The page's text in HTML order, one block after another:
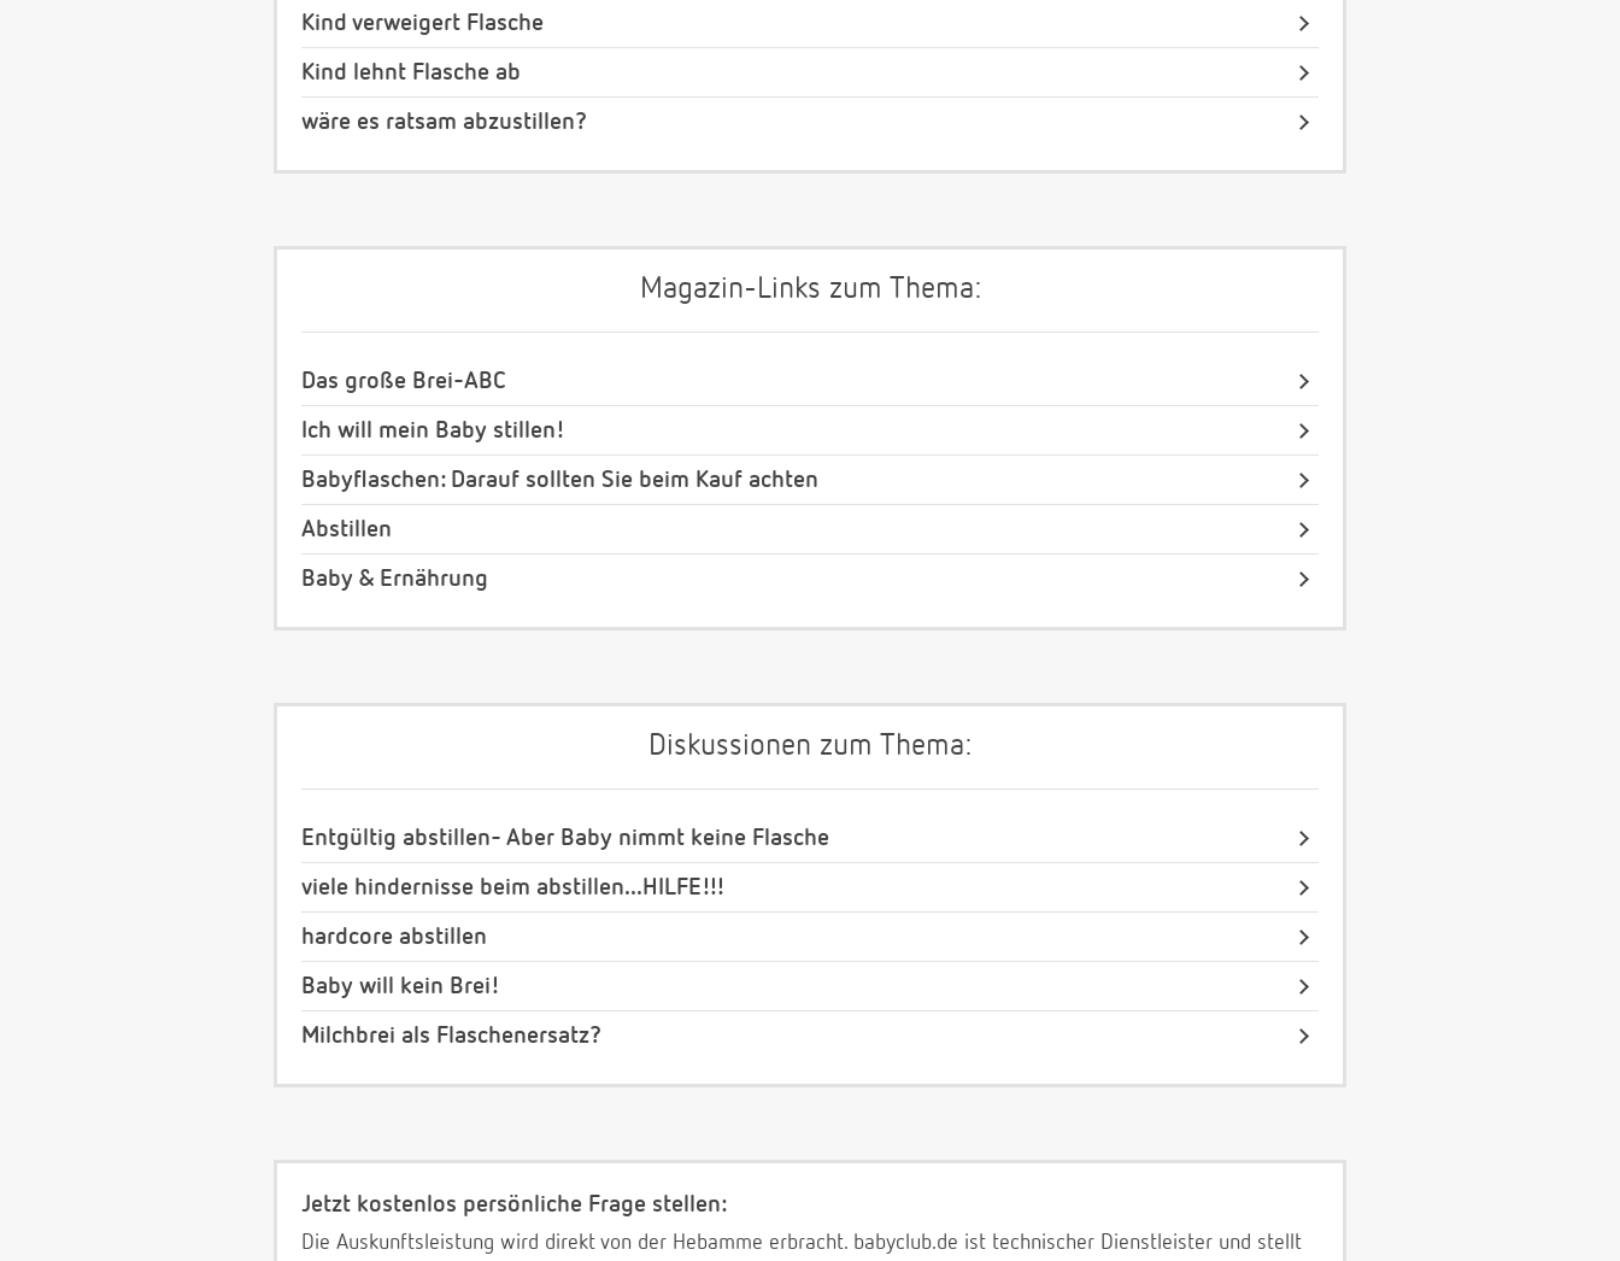
Kind verweigert Flasche
Kind lehnt Flasche ab
wäre es ratsam abzustillen?
Magazin-Links zum Thema:
Das große Brei-ABC
Ich will mein Baby stillen!
Babyflaschen: Darauf sollten Sie beim Kauf achten
Abstillen
Baby & Ernährung
Diskussionen zum Thema:
Entgültig abstillen- Aber Baby nimmt keine Flasche
viele hindernisse beim abstillen...HILFE!!!
hardcore abstillen
Baby will kein Brei!
Milchbrei als Flaschenersatz?
Jetzt kostenlos persönliche Frage stellen:
Die Auskunftsleistung wird direkt von der Hebamme erbracht. babyclub.de ist technischer Dienstleister und stellt